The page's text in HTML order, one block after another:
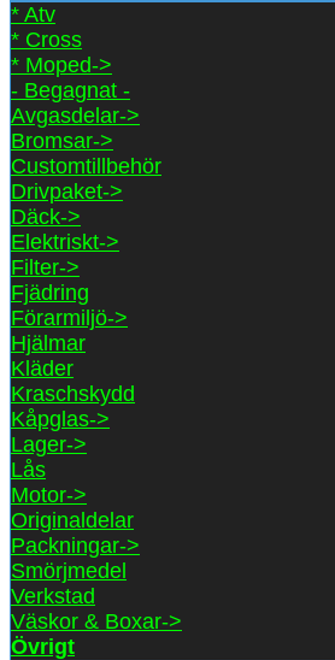
* Atv
* Cross
* Moped->
- Begagnat -
Avgasdelar->
Bromsar->
Customtillbehör
Drivpaket->
Däck->
Elektriskt->
Filter->
Fjädring
Förarmiljö->
Hjälmar
Kläder
Kraschskydd
Kåpglas->
Lager->
Lås
Motor->
Originaldelar
Packningar->
Smörjmedel
Verkstad
Väskor & Boxar->
Övrigt